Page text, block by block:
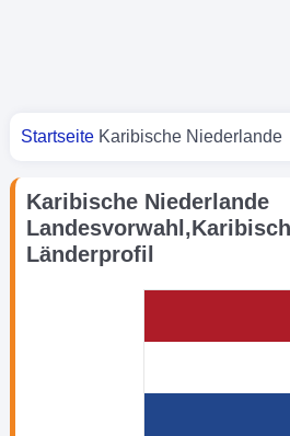
Sie sind hier
Startseite Karibische Niederlande
Karibische Niederlande
Länderprofil